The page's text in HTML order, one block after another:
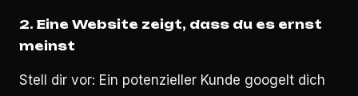
2. Eine Website zeigt, dass du es ernst
meinst
Stell dir vor: Ein potenzieller Kunde googelt dich